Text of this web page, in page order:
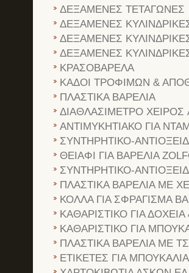
ΔΕΞΑΜΕΝΕΣ ΤΕΤΑΓΩΝΕΣ
ΔΕΞΑΜΕΝΕΣ
ΔΕΞΑΜΕΝΕΣ
ΔΕΞΑΜΕΝΕΣ
ΚΡΑΣΟΒΑΡΕΛΑ
ΚΑΔΟΙ ΤΡΟΦΙΜΩΝ &
ΠΛΑΣΤΙΚΑ ΒΑΡΕΛΙΑ
ΔΙΑΘΛΑΣΙΜΕΤΡΟ ΧΕΙΡΟΣ
ΑΝΤΙΜΥΚΗΤΙΑΚΟ ΓΙΑ
ΣΥΝΤΗΡΗΤΙΚΟ-
ΘΕΙΑΦΙ ΓΙΑ ΒΑΡΕΛΙΑ
ΣΥΝΤΗΡΗΤΙΚΟ-
ΠΛΑΣΤΙΚΑ ΒΑΡΕΛΙΑ ΜΕ
ΚΟΛΛΑ ΓΙΑ ΣΦΡΑΓΙΣΜΑ
ΚΑΘΑΡΙΣΤΙΚΟ ΓΙΑ ΔΟΧΕΙΑ
ΚΑΘΑΡΙΣΤΙΚΟ ΓΙΑ
ΠΛΑΣΤΙΚΑ ΒΑΡΕΛΙΑ ΜΕ
ΕΤΙΚΕΤΕΣ ΓΙΑ ΜΠΟΥΚΑΛΙΑ